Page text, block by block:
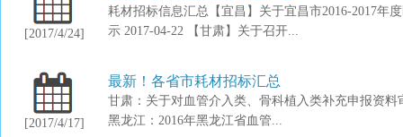
[2017/4/24]
耗材招标信息汇总【宜昌】关于宜昌市2016-2017年
示 2017-04-22 【甘肃】关于召开...
[2017/4/17]
最新！各省市耗材招标汇总
甘肃：关于对血管介入类、骨科植入类补充申报资
黑龙江：2016年黑龙江省血管...